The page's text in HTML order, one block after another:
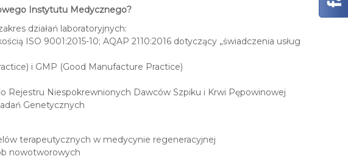
Instytutu Medycznego?
działań laboratoryjnych:
ISO 9001:2015-10; AQAP 2110:2016 dotyczący „świadczenia usług
i GMP (Good Manufacture Practice)
Rejestru Niespokrewnionych Dawców Szpiku i Krwi Pępowinowej
Genetycznych
terapeutycznych w medycynie regeneracyjnej
nowotworowych